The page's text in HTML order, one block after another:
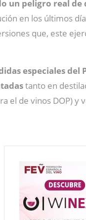
un peligro real de
en los últimos
que, este
especiales del
tanto en
el de vinos DOP) y